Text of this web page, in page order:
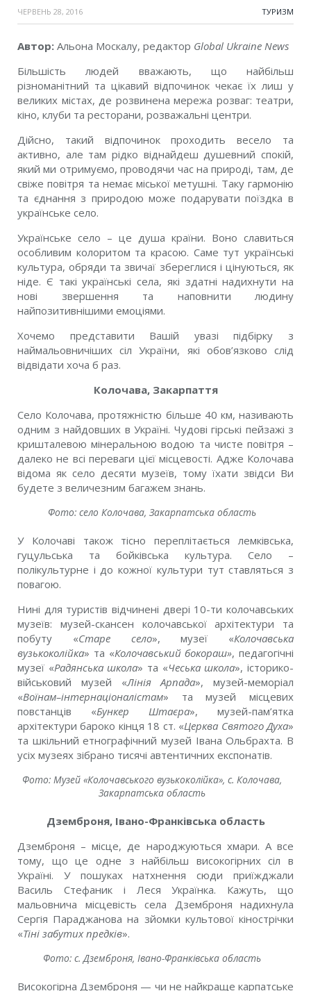
ЧЕРВЕНЬ 28, 2016 ТУРИЗМ
Автор: Альона Москалу, редактор Global Ukraine News
Більшість людей вважають, що найбільш
різноманітний та цікавий відпочинок чекає їх лиш у
великих містах, де розвинена мережа розваг: театри,
кіно, клуби та ресторани, розважальні центри.
Дійсно, такий відпочинок проходить весело та
активно, але там рідко віднайдеш душевний спокій,
який ми отримуємо, проводячи час на природі, там, де
свіже повітря та немає міської метушні. Таку гармонію
та єднання з природою може подарувати поїздка в
українське село.
Українське село – це душа країни. Воно славиться
особливим колоритом та красою. Саме тут українські
культура, обряди та звичаї збереглися і цінуються, як
ніде. Є такі українські села, які здатні надихнути на
нові звершення та наповнити людину
найпозитивнішими емоціями.
Хочемо представити Вашій увазі підбірку з
наймальовничіших сіл України, які обов’язково слід
відвідати хоча б раз.
Колочава, Закарпаття
Село Колочава, протяжністю більше 40 км, називають
одним з найдовших в Україні. Чудові гірські пейзажі з
кришталевою мінеральною водою та чисте повітря –
далеко не всі переваги цієї місцевості. Адже Колочава
відома як село десяти музеїв, тому їхати звідси Ви
будете з величезним багажем знань.
Фото: село Колочава, Закарпатська область
У Колочаві також тісно переплітається лемківська,
гуцульська та бойківська культура. Село –
полікультурне і до кожної культури тут ставляться з
повагою.
Нині для туристів відчинені двері 10-ти колочавських
музеїв: музей-скансен колочавської архітектури та
побуту «Старе село», музеї «Колочавська
вузькоколійка» та «Колочавський бокораш», педагогічні
музеї «Радянська школа» та «Чеська школа», історико-
військовий музей «Лінія Арпада», музей-меморіал
«Воїнам–інтернаціоналістам» та музей місцевих
повстанців «Бункер Штаєра», музей-пам’ятка
архітектури бароко кінця 18 ст. «Церква Святого Духа»
та шкільний етнографічний музей Івана Ольбрахта. В
усіх музеях зібрано тисячі автентичних експонатів.
Фото: Музей «Колочавського вузькоколійка», с. Колочава,
Закарпатська область
Дземброня, Івано-Франківська область
Дземброня – місце, де народжуються хмари. А все
тому, що це одне з найбільш високогірних сіл в
Україні. У пошуках натхнення сюди приїжджали
Василь Стефаник і Леся Українка. Кажуть, що
мальовнича місцевість села Дземброня надихнула
Сергія Параджанова на зйомки культової кінострічки
«Тіні забутих предків».
Фото: с. Дземброня, Івано-Франківська область
Високогірна Дземброня — чи не найкраще карпатське